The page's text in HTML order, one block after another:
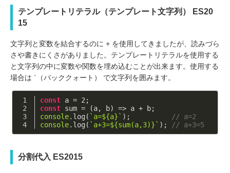
テンプレートリテラル（テンプレート文字列） ES20
15
文字列と変数を結合するのに + を使用してきましたが、読みづら
さや書きにくさがありました。テンプレートリテラルを使用する
と文字列の中に変数や関数を埋め込むことが出来ます。使用する
場合は `（バッククォート） で文字列を囲みます。
const a = 2 ;
const sum = (a, b) => a + b;
console.log( `a=${a} ` );
// a=2
console.log( `a+3=${sum(a,3)} ` ); // a+3=5
分割代入 ES2015